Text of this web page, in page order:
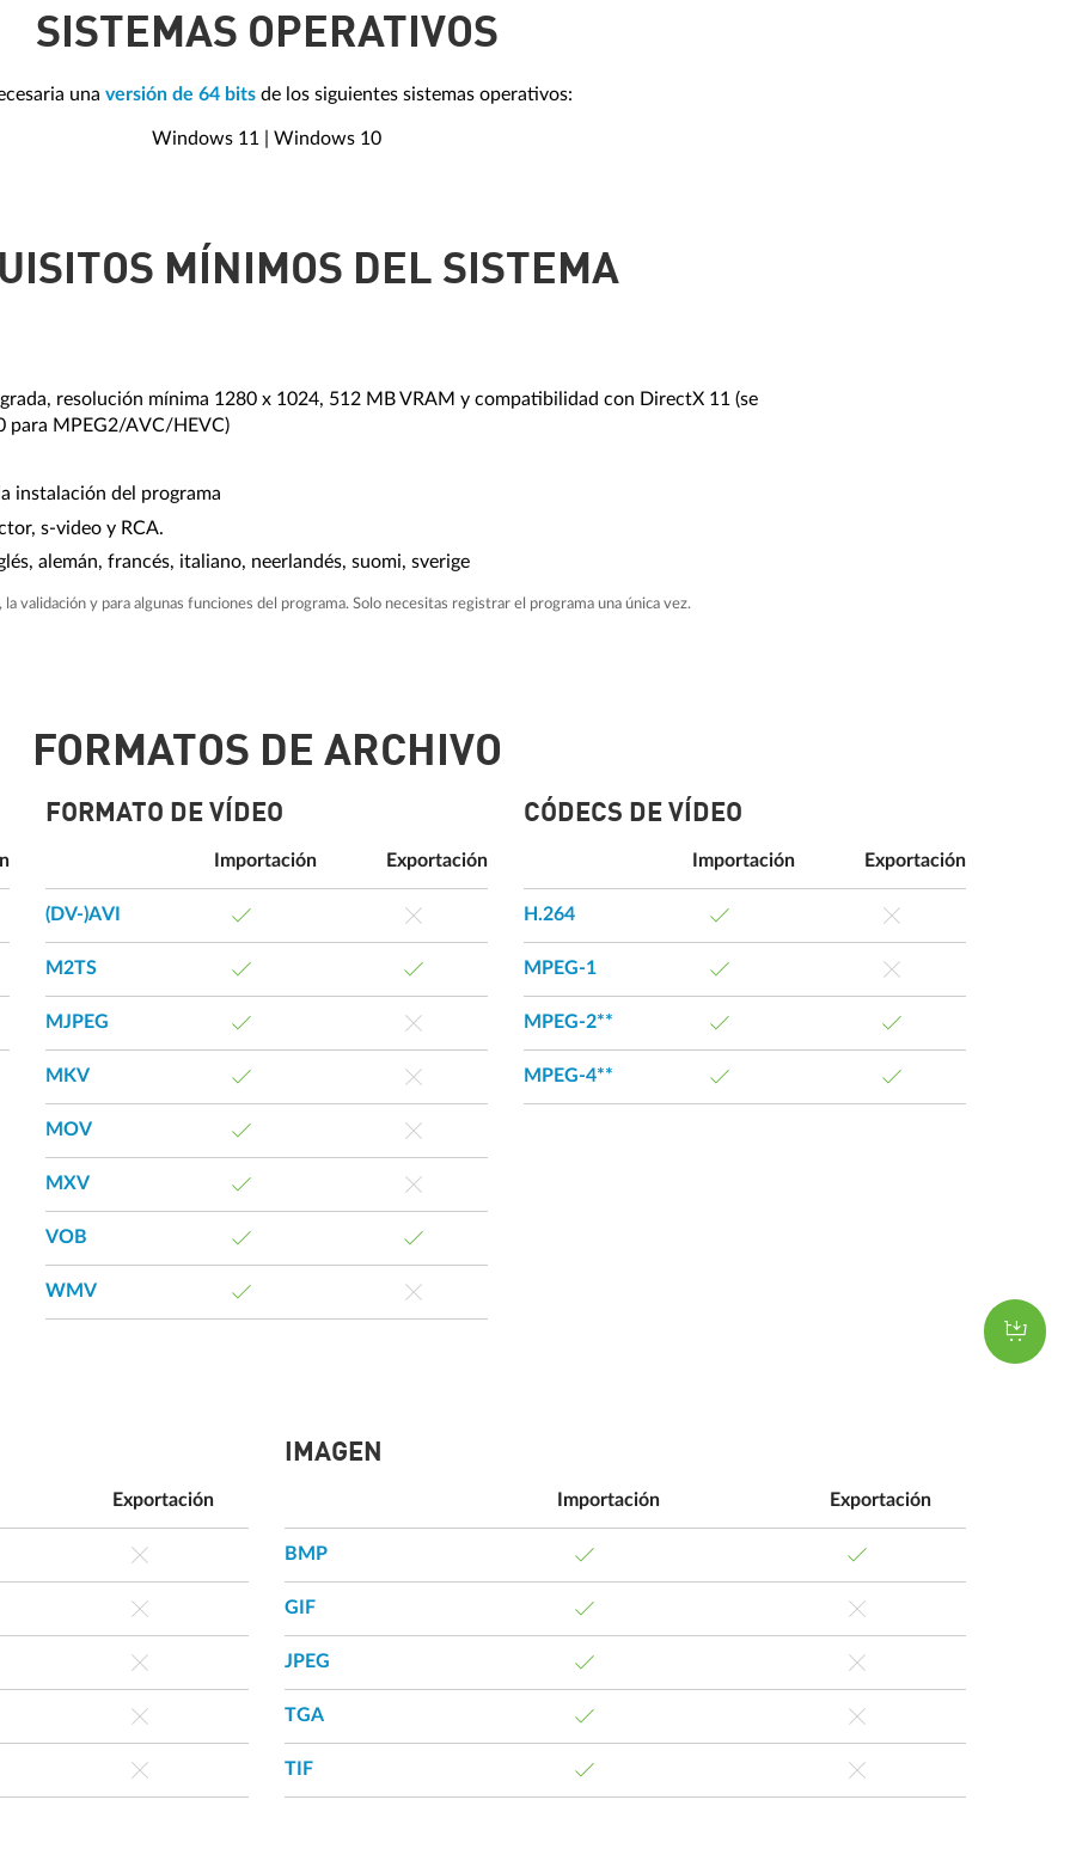
SISTEMAS OPERATIVOS
una versión de 64 bitsde los siguientes sistemas operativos:
Windows 11 | Windows 10
MÍNIMOS DEL SISTEMA
resolución mínima 1280 x 1024, 512 MB VRAM y compatibilidad con DirectX 11 (se
para MPEG2/AVC/HEVC)
instalación del programa
s-video y RCA.
alemán, francés, italiano, neerlandés, suomi, sverige
validación y para algunas funciones del programa. Solo necesitas registrar el programa una única vez.
FORMATOS DE ARCHIVO
FORMATO DE VÍDEO
Importación Exportación
(DV-)AVI
M2TS
MJPEG
MKV
MOV
MXV
VOB
WMV
CÓDECS DE VÍDEO
Importación Exportación
H.264
MPEG-1
MPEG-2**
MPEG-4**
Exportación
IMAGEN
Importación Exportación
BMP
GIF
JPEG
TGA
TIF